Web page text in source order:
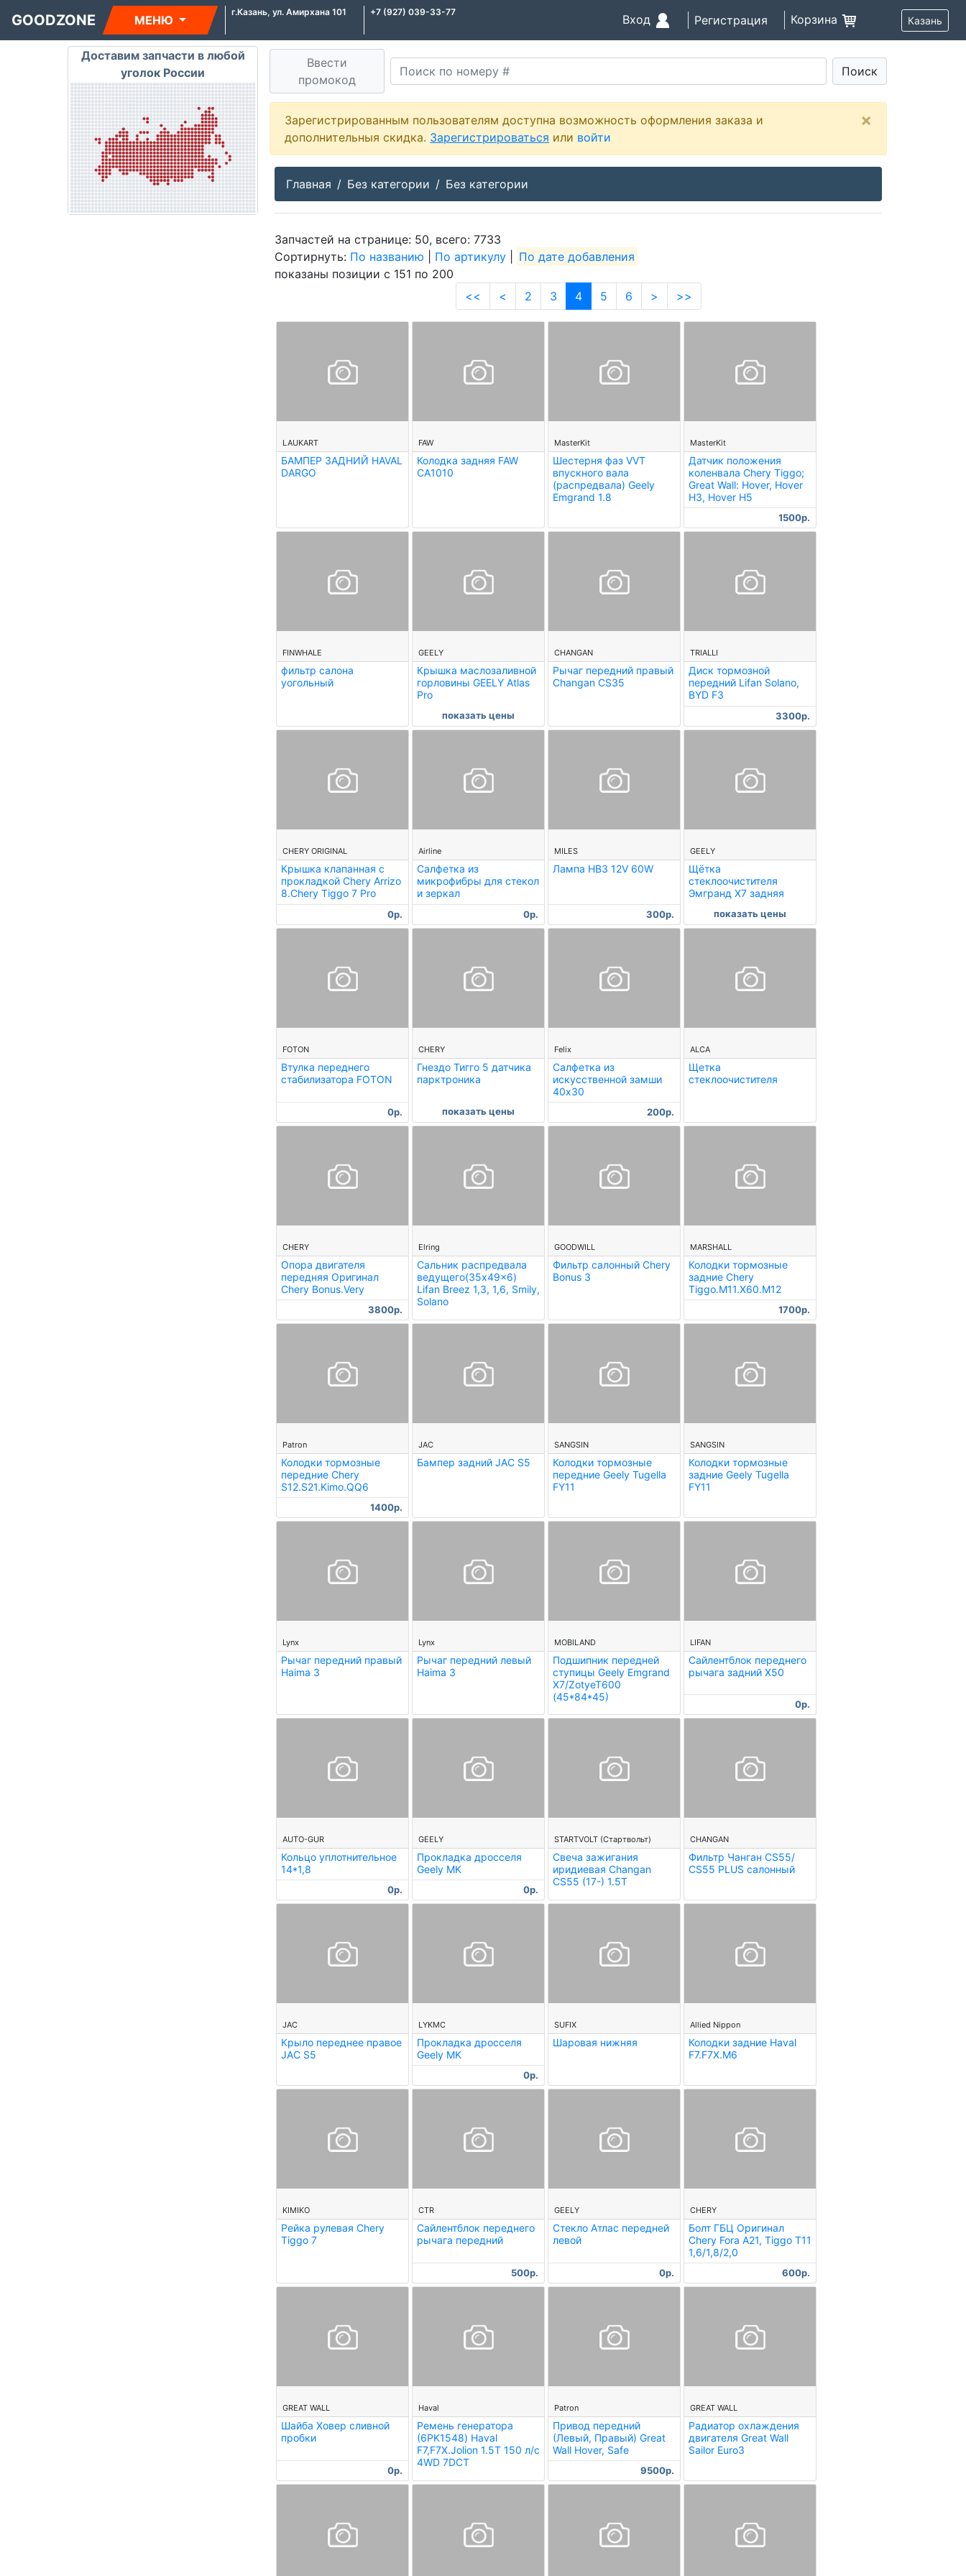
GOODZONE МЕНЮ
г.Казань, ул. Амирхана 101 +7 (927) 039-33-77
Вход Регистрация Корзина Казань
Доставим запчасти в любой
уголок России
Ввести
промокод
Поиск
Зарегистрированным пользователям доступна возможность оформления заказа и
дополнительныя скидка. Зарегистрироваться или войти
×
Главная Без категории Без категории
Запчастей на странице: 50, всего: 7733
Сортирнуть: По названию По артикулу
По дате добавления
показаны позиции с 151 по 200
<<
< 2 3 4 5 6 > >>
LAUKART
БАМПЕР ЗАДНИЙ HAVAL
DARGO
FAW
Колодка задняя FAW
CA1010
MasterKit
Шестерня фаз VVT
впускного вала
(распредвала) Geely
Emgrand 1.8
MasterKit
Датчик положения
коленвала Chery Tiggo;
Great Wall: Hover, Hover
H3, Hover H5
1500р.
FINWHALE
фильтр салона
уогольный
GEELY
Крышка маслозаливной
горловины GEELY Atlas
Pro
показать цены
CHANGAN
Рычаг передний правый
Changan CS35
TRIALLI
Диск тормозной
передний Lifan Solano,
BYD F3
3300р.
CHERY ORIGINAL
Крышка клапанная с
прокладкой Chery Arrizo
8.Chery Tiggo 7 Pro
0р.
Airline
Салфетка из
микрофибры для стекол
и зеркал
0р.
MILES
Лампа HB3 12V 60W
300р.
GEELY
Щётка
стеклоочистителя
Эмгранд Х7 задняя
показать цены
FOTON
Втулка переднего
стабилизатора FOTON
0р.
CHERY
Гнездо Тигго 5 датчика
парктроника
показать цены
Felix
Салфетка из
искусственной замши
40х30
200р.
ALCA
Щетка
стеклоочистителя
CHERY
Опора двигателя
передняя Оригинал
Chery Bonus.Very
3800р.
Elring
Сальник распредвала
ведущего(35x49x6)
Lifan Breez 1,3, 1,6, Smily,
Solano
GOODWILL
Фильтр салонный Chery
Bonus 3
MARSHALL
Колодки тормозные
задние Chery
Tiggo.M11.X60.M12
1700р.
Patron
Колодки тормозные
передние Chery
S12.S21.Kimo.QQ6
1400р.
JAC
Бампер задний JAC S5
SANGSIN
Колодки тормозные
передние Geely Tugella
FY11
SANGSIN
Колодки тормозные
задние Geely Tugella
FY11
Lynx
Рычаг передний правый
Haima 3
Lynx
Рычаг передний левый
Haima 3
MOBILAND
Подшипник передней
ступицы Geely Emgrand
X7/ZotyeT600
(45*84*45)
LIFAN
Сайлентблок переднего
рычага задний X50
0р.
AUTO-GUR
Кольцо уплотнительное
14*1,8
0р.
GEELY
Прокладка дросселя
Geely MK
0р.
STARTVOLT (Стартвольт)
Свеча зажигания
иридиевая Changan
CS55 (17-) 1.5T
CHANGAN
Фильтр Чанган CS55/
CS55 PLUS салонный
JAC
Крыло переднее правое
JAC S5
LYKMC
Прокладка дросселя
Geely MK
0р.
SUFIX
Шаровая нижняя
Allied Nippon
Колодки задние Haval
F7.F7X.M6
KIMIKO
Рейка рулевая Chery
Tiggo 7
CTR
Сайлентблок переднего
рычага передний
500р.
GEELY
Стекло Атлас передней
левой
0р.
CHERY
Болт ГБЦ Оригинал
Chery Fora A21, Tiggo T11
1,6/1,8/2,0
600р.
GREAT WALL
Шайба Ховер сливной
пробки
0р.
Haval
Ремень генератора
(6PK1548) Haval
F7,F7X.Jolion 1.5T 150 л/с
4WD 7DCT
Patron
Привод передний
(Левый, Правый) Great
Wall Hover, Safe
9500р.
GREAT WALL
Радиатор охлаждения
двигателя Great Wall
Sailor Euro3